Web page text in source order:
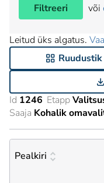
Filtreeri
või
Leitud üks algatus.
Ruudustik
Id 1246 Etapp
Saaja Kohalik
Pealkiri